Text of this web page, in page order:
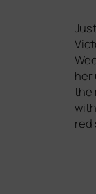
her
the
red